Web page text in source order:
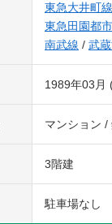
東急大井町線
東急田園都
南武線 / 武
1989年03月
マンション /
3階建
駐車場なし